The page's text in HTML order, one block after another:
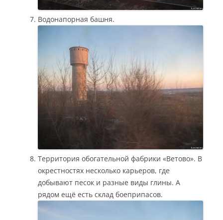
Водонапорная башня.
Территория обогательной фабрики «Ветово». В
окрестностях несколько карьеров, где
добывают песок и разные виды глины. А
рядом ещё есть склад боеприпасов.